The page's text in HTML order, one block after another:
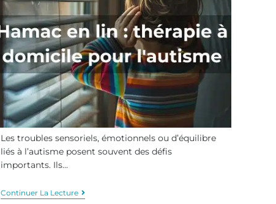
Les troubles sensoriels, émotionnels ou d’équilibre
liés à l’autisme posent souvent des défis
importants. Ils…
Continuer La Lecture